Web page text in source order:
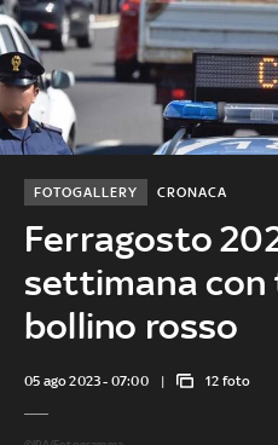
Ferragosto
settimana
bollino rosso
CRONACA
FOTOGALLERY
05 ago 2023 - 07:00 12 foto